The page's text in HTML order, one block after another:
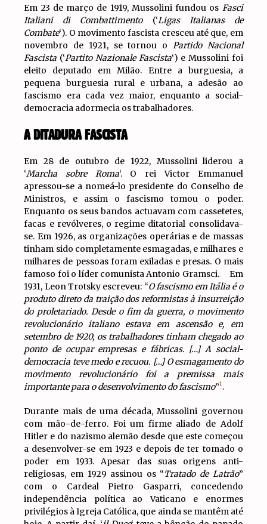
Em 23 de março de 1919, Mussolini fundou os Fasci
Italiani di Combattimento (‘Ligas Italianas de
Combate‘). O movimento fascista cresceu até que, em
novembro de 1921, se tornou o
Partido Nacional
Fascista (‘Partito Nazionale Fascista‘) e Mussolini foi
eleito deputado em Milão. Entre a burguesia, a
pequena burguesia rural e urbana, a adesão ao
fascismo era cada vez maior, enquanto a social-
democracia adormecia os trabalhadores.
A DITADURA FASCISTA
Em 28 de outubro de 1922, Mussolini liderou a
‘Marcha sobre Roma‘. O rei Victor Emmanuel
apressou-se a nomeá-lo presidente do Conselho de
Ministros, e assim o fascismo tomou o poder.
Enquanto os seus bandos actuavam com cassetetes,
facas e revólveres, o regime ditatorial consolidava-
se. Em 1926, as organizações operárias e de massas
tinham sido completamente esmagadas, e milhares e
milhares de pessoas foram exiladas e presas. O mais
famoso foi o líder comunista Antonio Gramsci. Em
1931, Leon Trotsky escreveu: “O fascismo em Itália é o
produto direto da traição dos reformistas à insurreição
do proletariado. Desde o fim da guerra, o movimento
revolucionário italiano estava em ascensão e, em
setembro de 1920, os trabalhadores tinham chegado ao
ponto de ocupar empresas e fábricas. […] A social-
democracia teve medo e recuou. […] O esmagamento do
movimento revolucionário foi a premissa mais
importante para o desenvolvimento do fascismo”1.
Durante mais de uma década, Mussolini governou
com mão-de-ferro. Foi um firme aliado de Adolf
Hitler e do nazismo alemão desde que este começou
a desenvolver-se em 1923 e depois de ter tomado o
poder em 1933. Apesar das suas origens anti-
religiosas, em 1929 assinou os “Tratado de Latrão”
com o Cardeal Pietro Gasparri, concedendo
independência política ao Vaticano e enormes
privilégios à Igreja Católica, que ainda se mantêm até